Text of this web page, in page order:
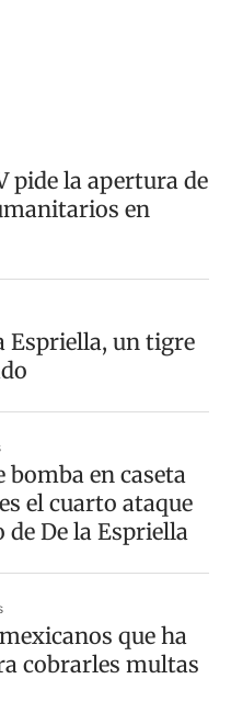
pide la apertura de
en
Espriella, un tigre
en caseta
el cuarto ataque
De la Espriella
que ha
cobrarles multas